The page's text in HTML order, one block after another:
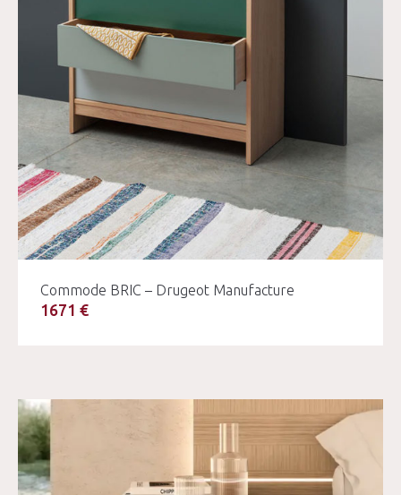
Commode BRIC – Drugeot Manufacture
1671 €